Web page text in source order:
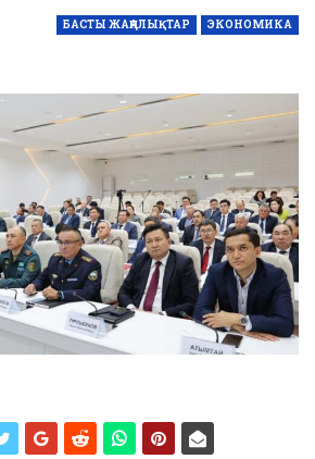
БАСТЫ ЖАҢАЛЫҚТАР ЭКОНОМИКА